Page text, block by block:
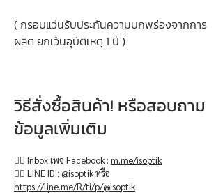
( กรอบแว่นรับประกันความบกพร่องจากการ
ผลิต ยกเว้นอุบัติเหตุ 1 ปี )
วิธีสั่งซื้อสินค้า! หรือสอบถาม
ข้อมูลเพิ่มเติม
👉🏻 Inbox เพจ Facebook : m.me/isoptik
👉🏻 LINE ID : @isoptik หรือ
https://line.me/R/ti/p/@isoptik